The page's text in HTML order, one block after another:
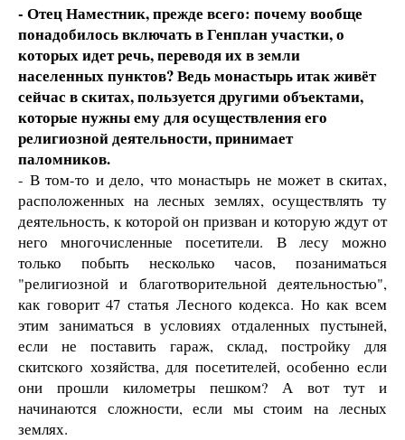
- Отец Наместник, прежде всего: почему вообще
понадобилось включать в Генплан участки, о
которых идет речь, переводя их в земли
населенных пунктов? Ведь монастырь итак живёт
сейчас в скитах, пользуется другими объектами,
которые нужны ему для осуществления его
религиозной деятельности, принимает
паломников.
- В том-то и дело, что монастырь не может в скитах,
расположенных на лесных землях, осуществлять ту
деятельность, к которой он призван и которую ждут от
него многочисленные посетители. В лесу можно
только побыть несколько часов, позаниматься
"религиозной и благотворительной деятельностью",
как говорит 47 статья Лесного кодекса. Но как всем
этим заниматься в условиях отдаленных пустыней,
если не поставить гараж, склад, постройку для
скитского хозяйства, для посетителей, особенно если
они прошли километры пешком? А вот тут и
начинаются сложности, если мы стоим на лесных
землях.